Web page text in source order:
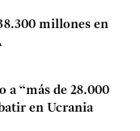
millones en
a “más de 28.000
en Ucrania